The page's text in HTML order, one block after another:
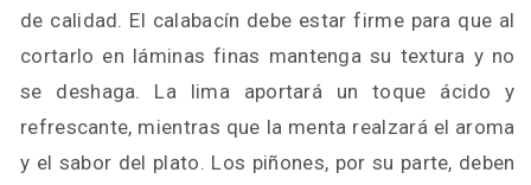
de calidad. El calabacín debe estar firme para que al
cortarlo en láminas finas mantenga su textura y no
se deshaga. La lima aportará un toque ácido y
refrescante, mientras que la menta realzará el aroma
y el sabor del plato. Los piñones, por su parte, deben